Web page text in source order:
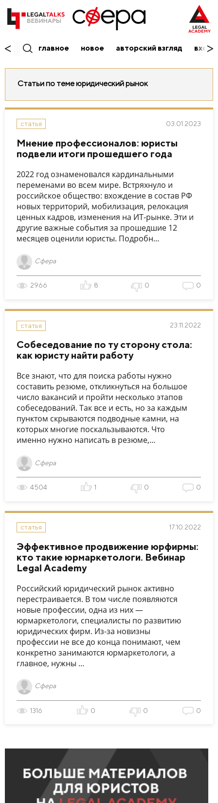
главное новое авторский взгляд вход/
Статьи по теме юридический рынок
статья 03.01.2023
Мнение профессионалов: юристы
подвели итоги прошедшего года
2022 год ознаменовался кардинальными
переменами во всем мире. Встряхнуло и
российское общество: вхождение в состав РФ
новых территорий, мобилизация, релокация
ценных кадров, изменения на ИТ-рынке. Эти и
другие важные события за прошедшие 12
месяцев оценили юристы. Подробн...
Сфера
2966 8 0 0
статья 23.11.2022
Собеседование по ту сторону стола:
как юристу найти работу
Все знают, что для поиска работы нужно
составить резюме, откликнуться на большое
число вакансий и пройти несколько этапов
собеседований. Так все и есть, но за каждым
пунктом скрываются подводные камни, на
которых многие поскальзываются. Что
именно нужно написать в резюме,...
Сфера
4504 1 0 0
статья 17.10.2022
Эффективное продвижение юрфирмы:
кто такие юрмаркетологи. Вебинар
Legal Academy
Российский юридический рынок активно
перестраивается. В том числе появляются
новые профессии, одна из них —
юрмаркетологи, специалисты по развитию
юридических фирм. Из-за новизны
профессии не все до конца понимают, чем
конкретно занимаются юрмаркетологи, а
главное, нужны ...
Сфера
1316 0 0 0